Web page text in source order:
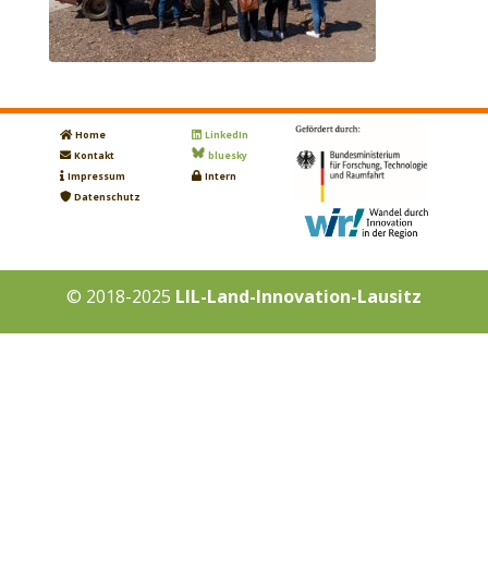
Home
Kontakt
Impressum
Datenschutz
LinkedIn
bluesky
Intern
© 2018-2025 LIL-Land-Innovation-Lausitz